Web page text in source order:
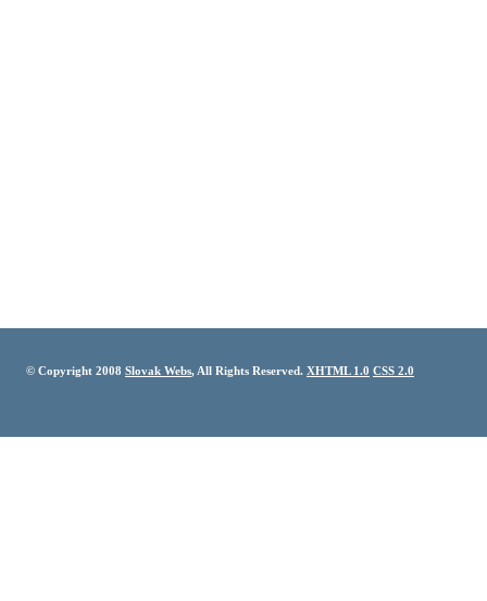
© Copyright 2008 Slovak Webs, All Rights Reserved. XHTML 1.0 CSS 2.0